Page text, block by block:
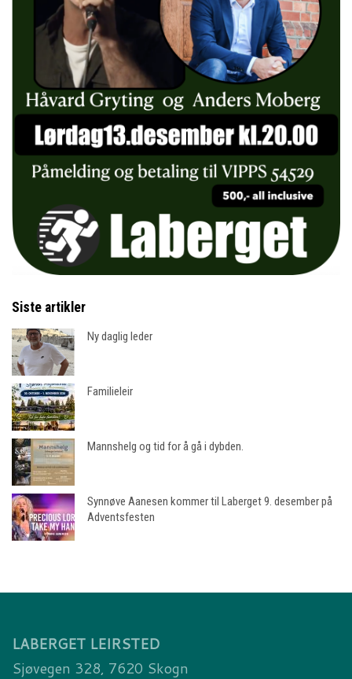
Siste artikler
Ny daglig leder
Familieleir
Mannshelg og tid for å gå i dybden.
Synnøve Aanesen kommer til Laberget 9. desember på
Adventsfesten
LABERGET LEIRSTED
Sjøvegen 328, 7620 Skogn